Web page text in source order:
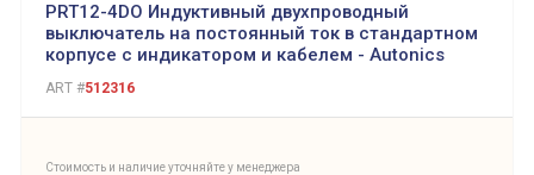
PRT12-4DO Индуктивный двухпроводный
выключатель на постоянный ток в стандартном
корпусе с индикатором и кабелем - Autonics
ART #512316
Стоимость и наличие уточняйте у менеджера